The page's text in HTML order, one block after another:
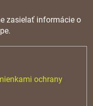
zasielať informácie o
ochrany